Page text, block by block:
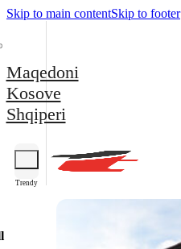
Skip to main contentSkip to footer
Maqedoni
Kosove
Shqiperi
Trendy